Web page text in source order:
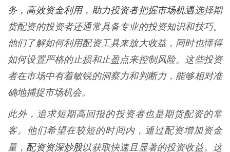
务，高效资金利用，助力投资者把握市场机遇选择期
货配资的投资者还通常具备专业的投资知识和技巧。
他们了解如何利用配资工具来放大收益，同时也懂得
如何设置严格的止损和止盈点来控制风险。这些投资
者在市场中有着敏锐的洞察力和判断力，能够相对准
确地捕捉市场机会。
此外，追求短期高回报的投资者也是期货配资的常
客。他们希望在较短的时间内，通过配资增加资金
量， 配资资深炒股以获取快速且显著的投资收益。这